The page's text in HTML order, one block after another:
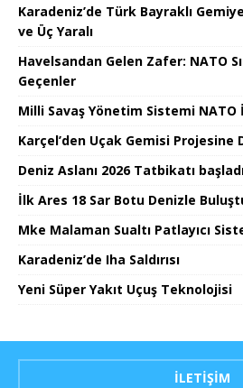
Karadeniz’de Türk Bayraklı Gemiye
ve Üç Yaralı
Havelsandan Gelen Zafer: NATO
Geçenler
Milli Savaş Yönetim Sistemi NATO
Karçel’den Uçak Gemisi Projesine
Deniz Aslanı 2026 Tatbikatı
İlk Ares 18 Sar Botu Denizle
Mke Malaman Sualtı Patlayıcı
Karadeniz’de Iha Saldırısı
Yeni Süper Yakıt Uçuş Teknolojisi
İLETIŞIM